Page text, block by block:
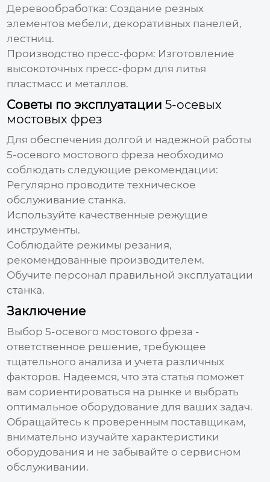
Деревообработка: Создание резных
элементов мебели, декоративных панелей,
лестниц.
Производство пресс-форм: Изготовление
высокоточных пресс-форм для литья
пластмасс и металлов.
Советы по эксплуатации5-осевых
мостовых фрез
Для обеспечения долгой и надежной работы
5-осевого мостового фреза необходимо
соблюдать следующие рекомендации:
Регулярно проводите техническое
обслуживание станка.
Используйте качественные режущие
инструменты.
Соблюдайте режимы резания,
рекомендованные производителем.
Обучите персонал правильной эксплуатации
станка.
Заключение
Выбор5-осевого мостового фреза -
ответственное решение, требующее
тщательного анализа и учета различных
факторов. Надеемся, что эта статья поможет
вам сориентироваться на рынке и выбрать
оптимальное оборудование для ваших задач.
Обращайтесь к проверенным поставщикам,
внимательно изучайте характеристики
оборудования и не забывайте о сервисном
обслуживании.